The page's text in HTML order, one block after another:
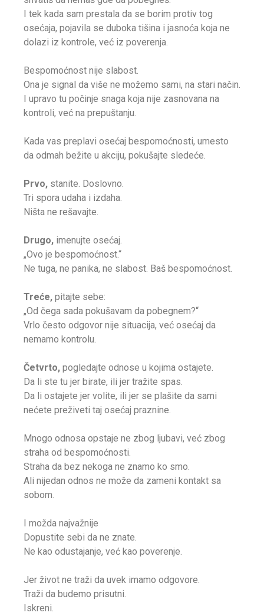
I tek kada sam prestala da se borim protiv tog
osećaja, pojavila se duboka tišina i jasnoća koja ne
dolazi iz kontrole, već iz poverenja.
Bespomoćnost nije slabost.
Ona je signal da više ne možemo sami, na stari način.
I upravo tu počinje snaga koja nije zasnovana na
kontroli, već na prepuštanju.
Kada vas preplavi osećaj bespomoćnosti, umesto
da odmah bežite u akciju, pokušajte sledeće.
Prvo, stanite. Doslovno.
Tri spora udaha i izdaha.
Ništa ne rešavajte.
Drugo, imenujte osećaj.
„Ovo je bespomoćnost.“
Ne tuga, ne panika, ne slabost. Baš bespomoćnost.
Treće, pitajte sebe:
„Od čega sada pokušavam da pobegnem?“
Vrlo često odgovor nije situacija, već osećaj da
nemamo kontrolu.
Četvrto, pogledajte odnose u kojima ostajete.
Da li ste tu jer birate, ili jer tražite spas.
Da li ostajete jer volite, ili jer se plašite da sami
nećete preživeti taj osećaj praznine.
Mnogo odnosa opstaje ne zbog ljubavi, već zbog
straha od bespomoćnosti.
Straha da bez nekoga ne znamo ko smo.
Ali nijedan odnos ne može da zameni kontakt sa
sobom.
I možda najvažnije
Dopustite sebi da ne znate.
Ne kao odustajanje, već kao poverenje.
Jer život ne traži da uvek imamo odgovore.
Traži da budemo prisutni.
Iskreni.